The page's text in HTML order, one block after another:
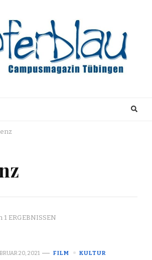
Archiv
ERGEBNISSEN
20, 2021 FILM KULTUR